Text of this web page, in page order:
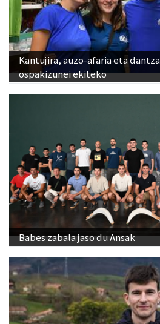
Kantujira, auzo-afaria eta
ospakizunei ekiteko
Babes zabala jaso du Ansak